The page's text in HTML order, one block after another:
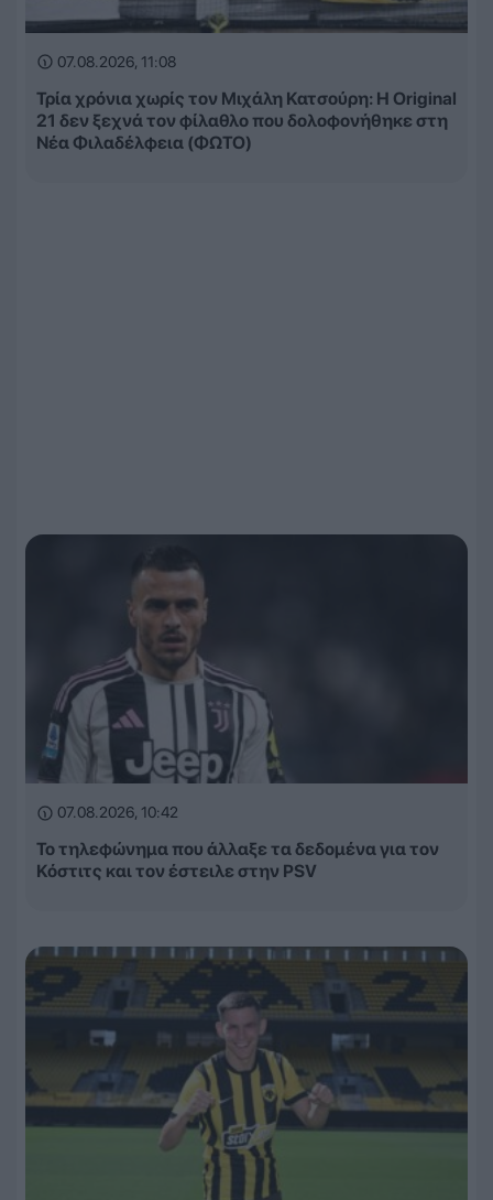
07.08.2026, 11:08
Τρία χρόνια χωρίς τον Μιχάλη Κατσούρη: Η Original
21 δεν ξεχνά τον φίλαθλο που δολοφονήθηκε στη
Νέα Φιλαδέλφεια (ΦΩΤΟ)
07.08.2026, 10:42
Το τηλεφώνημα που άλλαξε τα δεδομένα για τον
Κόστιτς και τον έστειλε στην PSV